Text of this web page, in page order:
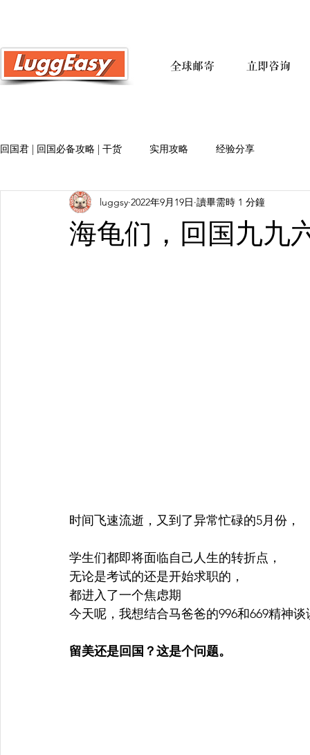
全球邮寄 立即咨询
回国君 | 回国必备攻略 | 干货 实用攻略 经验分享
海龟们，回国九九
luggsy 2022年9月19日 讀畢需時 1 分鐘
时间飞速流逝，又到了异常忙碌的5月份，
学生们都即将面临自己人生的转折点，
无论是考试的还是开始求职的，
都进入了一个焦虑期
今天呢，我想结合马爸爸的996和669精神
留美还是回国？这是个问题。